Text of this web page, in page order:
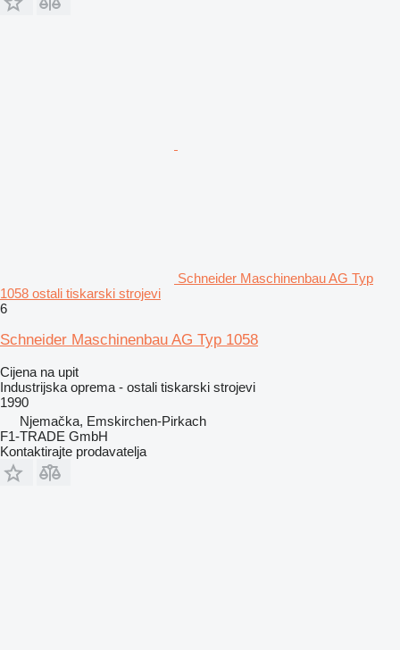
Schneider Maschinenbau AG Typ
1058 ostali tiskarski strojevi
6
Schneider Maschinenbau AG Typ 1058
Cijena na upit
Industrijska oprema - ostali tiskarski strojevi
1990
Njemačka, Emskirchen-Pirkach
F1-TRADE GmbH
Kontaktirajte prodavatelja